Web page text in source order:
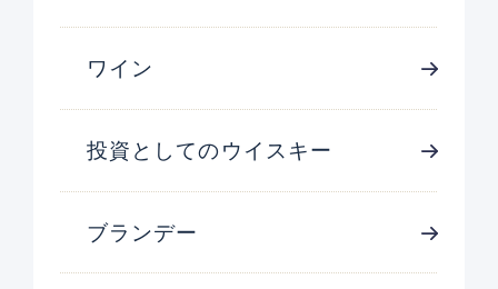
ワイン
投資としてのウイスキー
ブランデー